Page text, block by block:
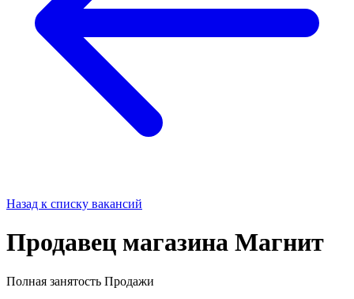
Назад к списку вакансий
Продавец магазина Магнит
Полная занятость Продажи